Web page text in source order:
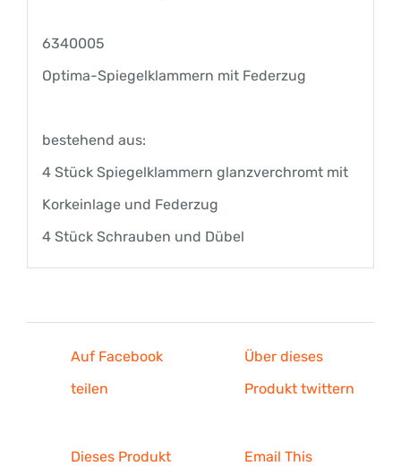
6340005
Optima-Spiegelklammern mit Federzug
bestehend aus:
4 Stück Spiegelklammern glanzverchromt mit
Korkeinlage und Federzug
4 Stück Schrauben und Dübel
Auf Facebook
teilen
Über dieses
Produkt twittern
Dieses Produkt
Email This